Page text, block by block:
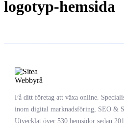
logotyp-hemsida
Få ditt företag att växa online.
inom digital marknadsföring, SEO &
Utvecklat över 530 hemsidor sedan